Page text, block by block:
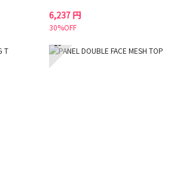
6,237 円
30%OFF
10